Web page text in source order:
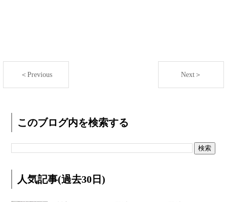
＜Previous Next＞
このブログ内を検索する
人気記事(過去30日)